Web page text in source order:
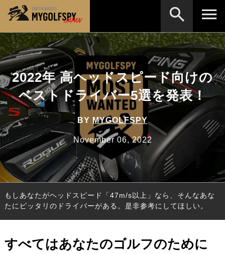
2022年 高ヘッドスピード向けの
ベストドライバー5選を発表！
BY MYGOLFSPY
November 06, 2022
もしあなたがヘッドスピード「47m/s以上」なら、そんなあな
たにピッタリのドライバーがある。是非参考にしてほしい。
すべてはあなたのゴルフのために
MOST WANTED テストランキング
NEW RELEASES 新製品情報
HOW TO ゴルフ上達・実践テクニック
LAB テスト・データ検証
Golf News ゴルフニュース
REVIEWS 製品レビュー
DRIVERS ドライバー
FAIRWAY WOODS フェアウェイウッド
HYBRIDS ハイブリッド
IRONS アイアン
※メーカー名やクラブ名など、検索したい事柄を入力してください。